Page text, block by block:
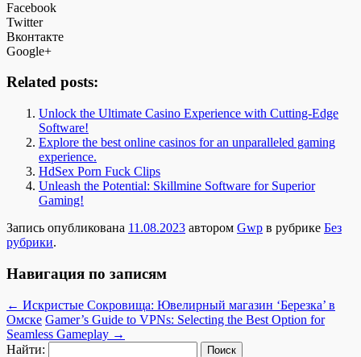
Facebook
Twitter
Вконтакте
Google+
Related posts:
Unlock the Ultimate Casino Experience with Cutting-Edge
Software!
Explore the best online casinos for an unparalleled gaming
experience.
HdSex Porn Fuck Clips
Unleash the Potential: Skillmine Software for Superior
Gaming!
Запись опубликована 11.08.2023 автором Gwp в рубрике Без
рубрики.
Навигация по записям
← Искристые Сокровища: Ювелирный магазин ‘Березка’ в
Омске Gamer’s Guide to VPNs: Selecting the Best Option for
Seamless Gameplay →
Найти: